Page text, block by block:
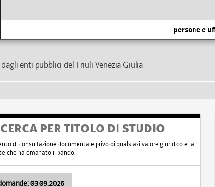
persone e
enti pubblici del Friuli Venezia Giulia
PER TITOLO DI STUDIO
di consultazione documentale privo di qualsiasi valore giuridico e la
che ha emanato il bando.
03.09.2026